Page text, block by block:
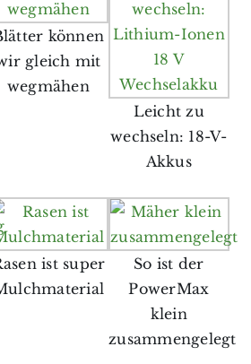
können
gleich mit
wegmähen
Leicht zu
wechseln: 18-V-
Akkus
ist super
So ist der
PowerMax
klein
zusammengelegt